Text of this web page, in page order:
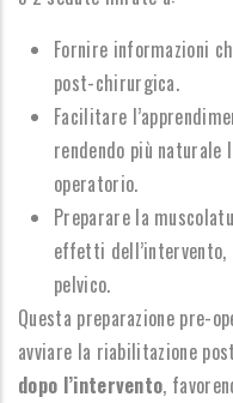
Fornire informazioni
post-chirurgica.
Facilitare
rendendo più naturale
operatorio.
Preparare la
effetti
pelvico.
Questa preparazione pre-
avviare la riabilitazione
dopo l’intervento,